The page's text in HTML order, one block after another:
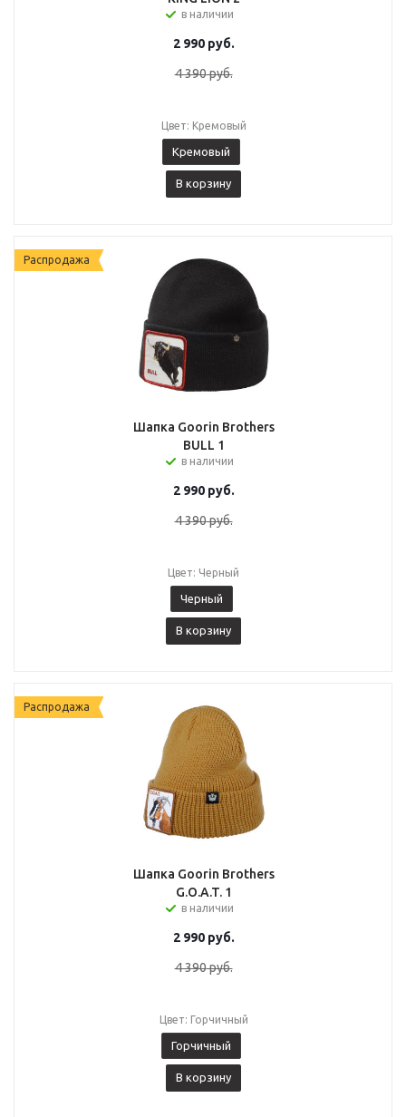
в наличии
2 990руб.
4 390руб.
Цвет: Кремовый
Кремовый
В корзину
Распродажа
Шапка Goorin Brothers
BULL 1
в наличии
2 990руб.
4 390руб.
Цвет: Черный
Черный
В корзину
Распродажа
Шапка Goorin Brothers
G.O.A.T. 1
в наличии
2 990руб.
4 390руб.
Цвет: Горчичный
Горчичный
В корзину